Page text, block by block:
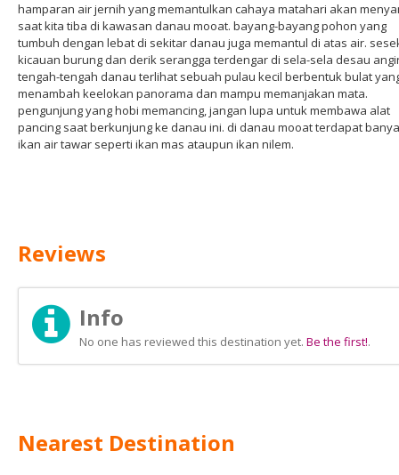
hamparan air jernih yang memantulkan cahaya matahari akan
saat kita tiba di kawasan danau mooat. bayang-bayang pohon yang
tumbuh dengan lebat di sekitar danau juga memantul di atas air.
kicauan burung dan derik serangga terdengar di sela-sela desau
tengah-tengah danau terlihat sebuah pulau kecil berbentuk bulat
menambah keelokan panorama dan mampu memanjakan mata.
pengunjung yang hobi memancing, jangan lupa untuk membawa alat
pancing saat berkunjung ke danau ini. di danau mooat terdapat
ikan air tawar seperti ikan mas ataupun ikan nilem.
Reviews
Info
No one has reviewed this destination yet. Be the first!.
Nearest Destination